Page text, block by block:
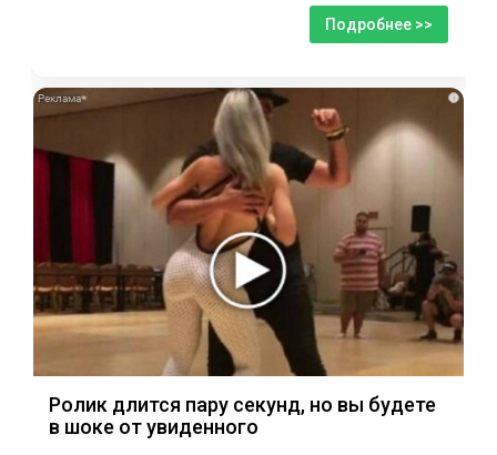
Подробнее >>
i
Ролик длится пару секунд, но вы будете
в шоке от увиденного